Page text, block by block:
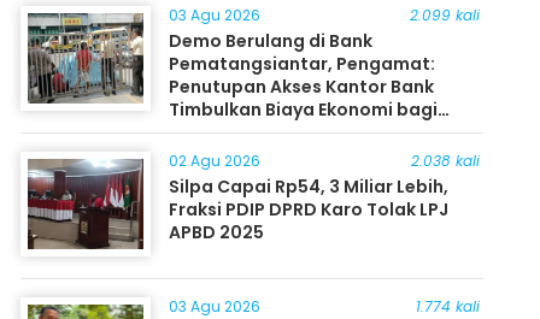
03 Agu 2026 2.099 kali
Demo Berulang di Bank
Pematangsiantar, Pengamat:
Penutupan Akses Kantor Bank
Timbulkan Biaya Ekonomi bagi
Masyarakat
02 Agu 2026 2.038 kali
Silpa Capai Rp54, 3 Miliar Lebih,
Fraksi PDIP DPRD Karo Tolak LPJ
APBD 2025
03 Agu 2026 1.774 kali